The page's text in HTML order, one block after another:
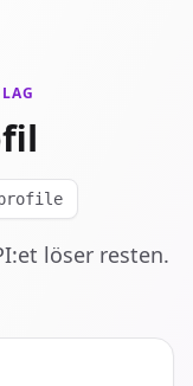
profile
löser resten.